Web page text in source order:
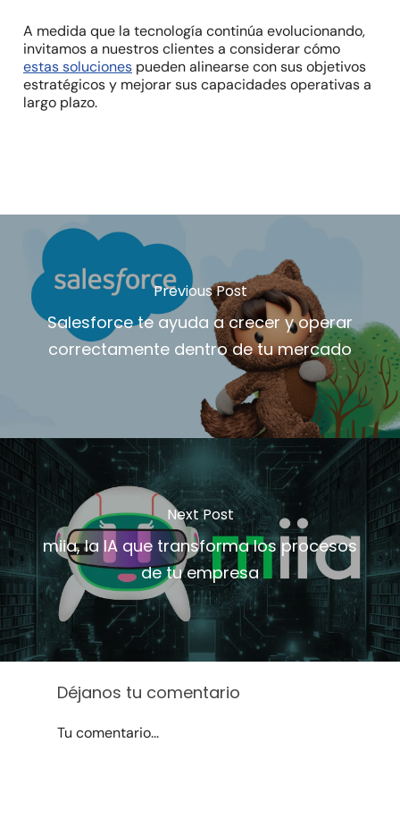
A medida que la tecnología continúa evolucionando,
invitamos a nuestros clientes a considerar cómo
estas soluciones pueden alinearse con sus objetivos
estratégicos y mejorar sus capacidades operativas a
largo plazo.
Previous Post
Salesforce te ayuda a crecer y operar
correctamente dentro de tu mercado
Next Post
miia, la IA que transforma los procesos
de tu empresa
Déjanos tu comentario
Tu comentario...